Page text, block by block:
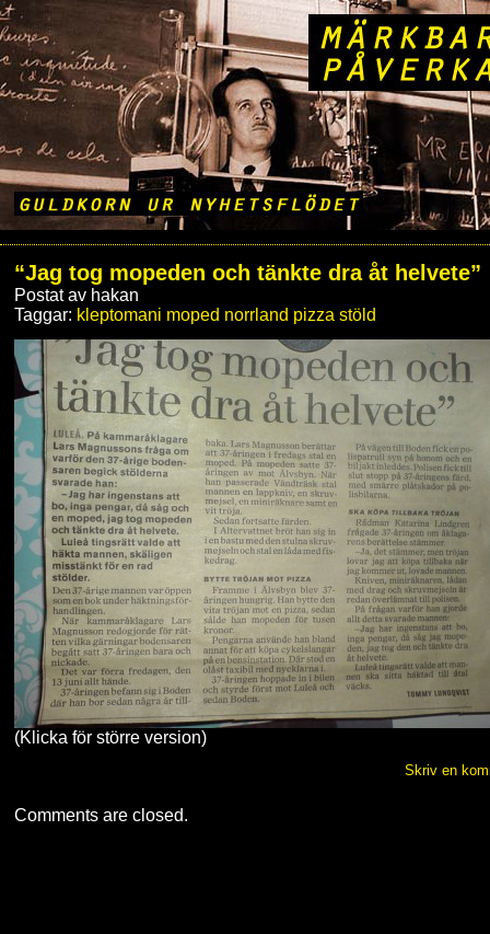
“Jag tog mopeden och tänkte dra åt helvete”
Postat av hakan
Taggar: kleptomani moped norrland pizza stöld
(Klicka för större version)
Skriv en
Comments are closed.